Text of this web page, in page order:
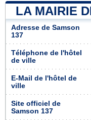
LA MAIRIE
Adresse de Samson
137
Téléphone de l'hôtel
de ville
E-Mail de l'hôtel de
ville
Site officiel de
Samson 137